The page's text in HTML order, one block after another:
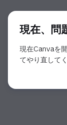
現在、問
現在Canvaを
てやり直して